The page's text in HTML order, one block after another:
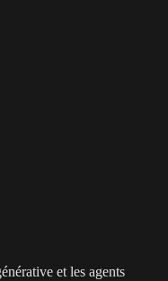
et les agents